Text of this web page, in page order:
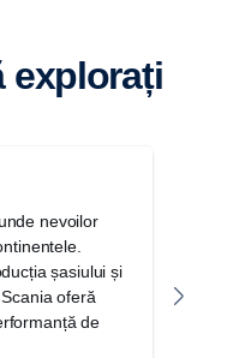
explorați
nevoilor
șasiului și
oferă
de